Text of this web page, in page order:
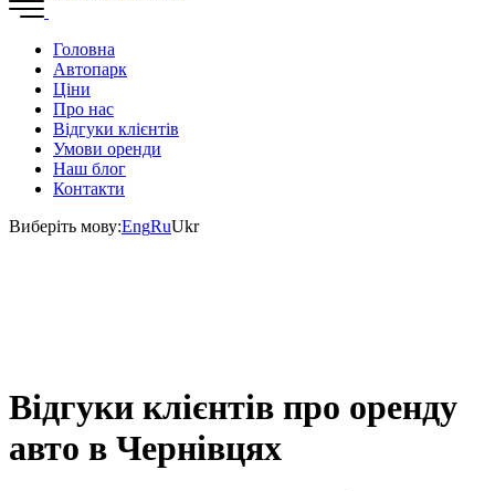
Головна
Автопарк
Ціни
Про нас
Відгуки клієнтів
Умови оренди
Наш блог
Контакти
Виберіть мову:EngRuUkr
Відгуки клієнтів про оренду
авто в Чернівцях